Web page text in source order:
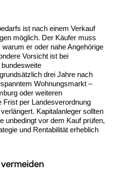
ist nach einem Verkauf
möglich. Der Käufer muss
er oder nahe Angehörige
Vorsicht ist bei
drei Jahre nach
Wohnungsmarkt –
oder weiteren
Frist per Landesverordnung
Kapitalanleger sollten
unbedingt vor dem Kauf prüfen,
und Rentabilität erheblich